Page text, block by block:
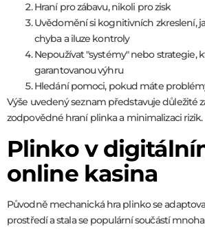
Hraní pro zábavu, nikoli pro zisk
Uvědomění si kognitivních zkreslení,
chyba a iluze kontroly
Nepoužívat "systémy" nebo strategie,
garantovanou výhru
Hledání pomoci, pokud máte
Výše uvedený seznam představuje důležité
zodpovědné hraní plinka a minimalizaci rizik.
Plinko v
online kasina
Původně mechanická hra plinko se
prostředí a stala se populární součástí